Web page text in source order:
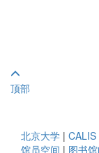
顶部
北京大学 | CALIS
馆员空间 | 图书